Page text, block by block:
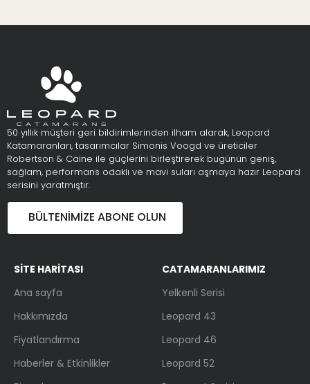
50 yıllık müşteri geri bildirimlerinden ilham alarak, Leopard
Katamaranları, tasarımcılar Simonis Voogd ve üreticiler
Robertson & Caine ile güçlerini birleştirerek bugünün geniş,
sağlam, performans odaklı ve mavi suları aşmaya hazır Leopard
serisini yaratmıştır.
BÜLTENIMIZE ABONE OLUN
SİTE HARİTASI
Ana sayfa
Hakkımızda
Fiyatlandırma
Haberler & Etkinlikler
CATAMARANLARIMIZ
Yelkenli Serisi
Leopard 43
Leopard 46
Leopard 52